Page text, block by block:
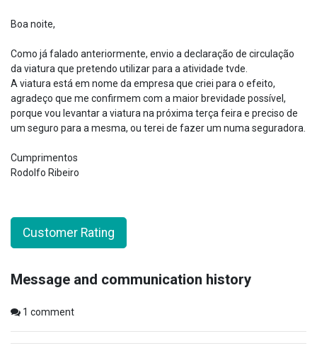
Boa noite,
Como já falado anteriormente, envio a declaração de circulação
da viatura que pretendo utilizar para a atividade tvde.
A viatura está em nome da empresa que criei para o efeito,
agradeço que me confirmem com a maior brevidade possível,
porque vou levantar a viatura na próxima terça feira e preciso de
um seguro para a mesma, ou terei de fazer um numa seguradora.
Cumprimentos
Rodolfo Ribeiro
Customer Rating
Message and communication history
1 comment